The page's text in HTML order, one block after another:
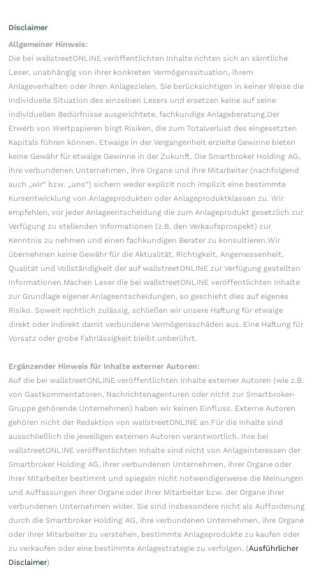
Disclaimer
Allgemeiner Hinweis:
Die bei wallstreetONLINE veröffentlichten Inhalte richten sich an sämtliche
Leser, unabhängig von ihrer konkreten Vermögenssituation, ihrem
Anlageverhalten oder ihren Anlagezielen. Sie berücksichtigen in keiner Weise die
individuelle Situation des einzelnen Lesers und ersetzen keine auf seine
individuellen Bedürfnisse ausgerichtete, fachkundige Anlageberatung.Der
Erwerb von Wertpapieren birgt Risiken, die zum Totalverlust des eingesetzten
Kapitals führen können. Etwaige in der Vergangenheit erzielte Gewinne bieten
keine Gewähr für etwaige Gewinne in der Zukunft. Die Smartbroker Holding AG,
ihre verbundenen Unternehmen, ihre Organe und ihre Mitarbeiter (nachfolgend
auch „wir“ bzw. „uns“) sichern weder explizit noch implizit eine bestimmte
Kursentwicklung von Anlageprodukten oder Anlageproduktklassen zu. Wir
empfehlen, vor jeder Anlageentscheidung die zum Anlageprodukt gesetzlich zur
Verfügung zu stellenden Informationen (z.B. den Verkaufsprospekt) zur
Kenntnis zu nehmen und einen fachkundigen Berater zu konsultieren.Wir
übernehmen keine Gewähr für die Aktualität, Richtigkeit, Angemessenheit,
Qualität und Vollständigkeit der auf wallstreetONLINE zur Verfügung gestellten
Informationen.Machen Leser die bei wallstreetONLINE veröffentlichten Inhalte
zur Grundlage eigener Anlageentscheidungen, so geschieht dies auf eigenes
Risiko. Soweit rechtlich zulässig, schließen wir unsere Haftung für etwaige
direkt oder indirekt damit verbundene Vermögensschäden aus. Eine Haftung für
Vorsatz oder grobe Fahrlässigkeit bleibt unberührt.
Ergänzender Hinweis für Inhalte externer Autoren:
Auf die bei wallstreetONLINE veröffentlichten Inhalte externer Autoren (wie z.B.
von Gastkommentatoren, Nachrichtenagenturen oder nicht zur Smartbroker-
Gruppe gehörende Unternehmen) haben wir keinen Einfluss. Externe Autoren
gehören nicht der Redaktion von wallstreetONLINE an.Für die Inhalte sind
ausschließlich die jeweiligen externen Autoren verantwortlich. Ihre bei
wallstreetONLINE veröffentlichten Inhalte sind nicht von Anlageinteressen der
Smartbroker Holding AG, ihrer verbundenen Unternehmen, ihrer Organe oder
ihrer Mitarbeiter bestimmt und spiegeln nicht notwendigerweise die Meinungen
und Auffassungen ihrer Organe oder ihrer Mitarbeiter bzw. der Organe ihrer
verbundenen Unternehmen wider. Sie sind insbesondere nicht als Aufforderung
durch die Smartbroker Holding AG, ihre verbundenen Unternehmen, ihre Organe
oder ihrer Mitarbeiter zu verstehen, bestimmte Anlageprodukte zu kaufen oder
zu verkaufen oder eine bestimmte Anlagestrategie zu verfolgen. (Ausführlicher
Disclaimer)